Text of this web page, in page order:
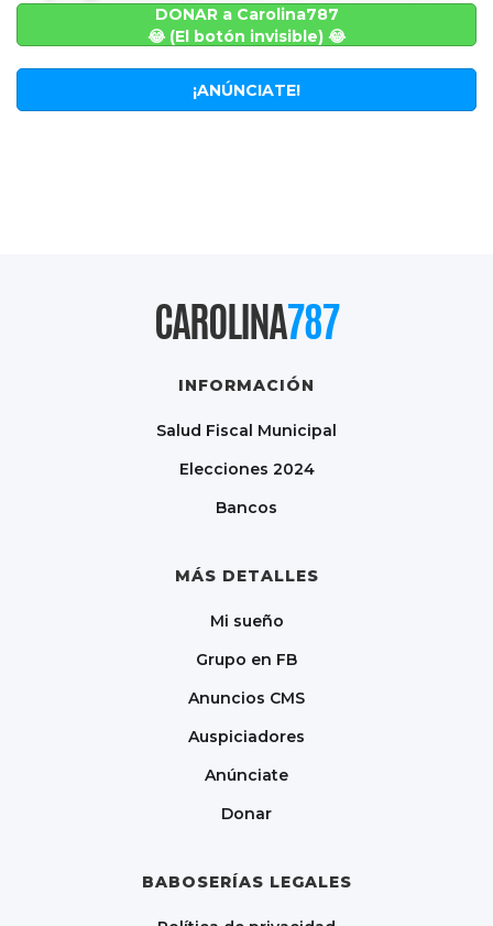
DONAR a Carolina787
😂 (El botón invisible) 😂
¡ANÚNCIATE!
CAROLINA787
INFORMACIÓN
Salud Fiscal Municipal
Elecciones 2024
Bancos
MÁS DETALLES
Mi sueño
Grupo en FB
Anuncios CMS
Auspiciadores
Anúnciate
Donar
BABOSERÍAS LEGALES